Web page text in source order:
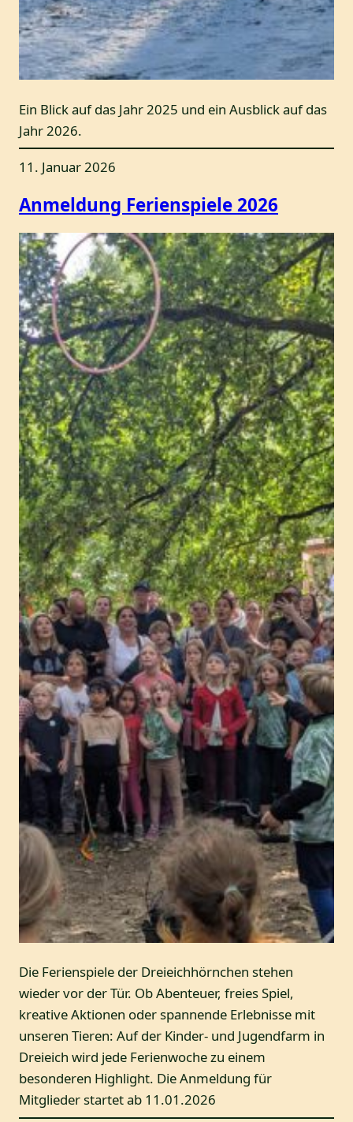
Ein Blick auf das Jahr 2025 und ein Ausblick auf das
Jahr 2026.
11. Januar 2026
Anmeldung Ferienspiele 2026
Die Ferienspiele der Dreieichhörnchen stehen
wieder vor der Tür. Ob Abenteuer, freies Spiel,
kreative Aktionen oder spannende Erlebnisse mit
unseren Tieren: Auf der Kinder- und Jugendfarm in
Dreieich wird jede Ferienwoche zu einem
besonderen Highlight. Die Anmeldung für
Mitglieder startet ab 11.01.2026